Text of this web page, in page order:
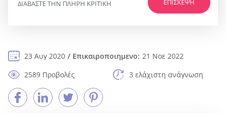
ΕΠΊΣΚΕΨΗ
ΔΙΑΒΆΣΤΕ ΤΗΝ ΠΛΉΡΗ ΚΡΙΤΙΚΉ
23 Αυγ 2020 Επικαιροποιημενο: 21 Νοε 2022
2589 Προβολές
3 ελάχιστη ανάγνωση